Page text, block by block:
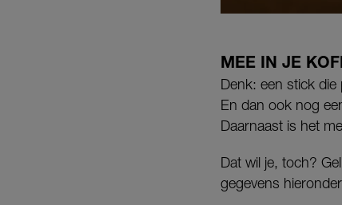
MEE IN JE
Denk: een stick
En dan ook nog
Daarnaast is het
Dat wil je, toch?
gegevens